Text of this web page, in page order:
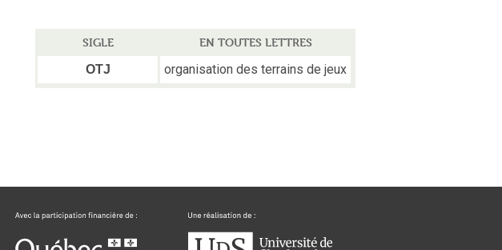
SIGLE
EN TOUTES LETTRES
OTJ
organisation des terrains de jeux